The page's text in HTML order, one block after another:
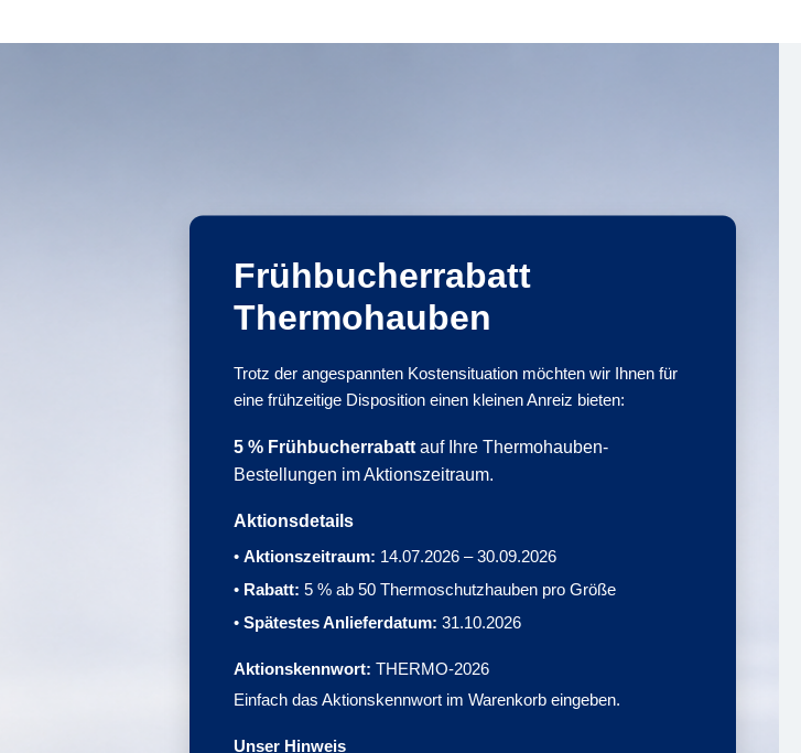
Frühbucherrabatt
Thermohauben
Trotz der angespannten Kostensituation möchten wir Ihnen für
eine frühzeitige Disposition einen kleinen Anreiz bieten:
5 % Frühbucherrabatt auf Ihre Thermohauben-
Bestellungen im Aktionszeitraum.
Aktionsdetails
•Aktionszeitraum: 14.07.2026 – 30.09.2026
• Rabatt: 5 % ab 50 Thermoschutzhauben pro Größe
•Spätestes Anlieferdatum: 31.10.2026
Aktionskennwort: THERMO-2026
Einfach das Aktionskennwort im Warenkorb eingeben.
Unser Hinweis